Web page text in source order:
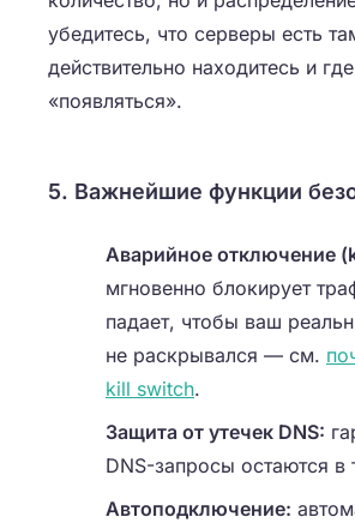
убедитесь, что серверы есть
действительно находитесь и
«появляться».
5. Важнейшие функции
Аварийное отключение
мгновенно блокирует
падает, чтобы ваш
не раскрывался — см.
kill switch.
Защита от утечек DNS:
DNS-запросы остаются в
Автоподключение: